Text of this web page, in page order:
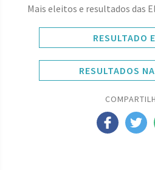
Mais eleitos e resultados das
RESULTADO
RESULTADOS